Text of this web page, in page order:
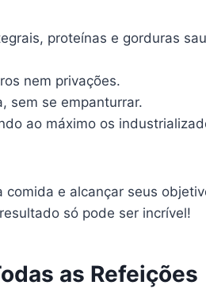
proteínas e gorduras
nem privações.
sem se empanturrar.
ao máximo os
e alcançar seus
só pode ser incrível!
as Refeições